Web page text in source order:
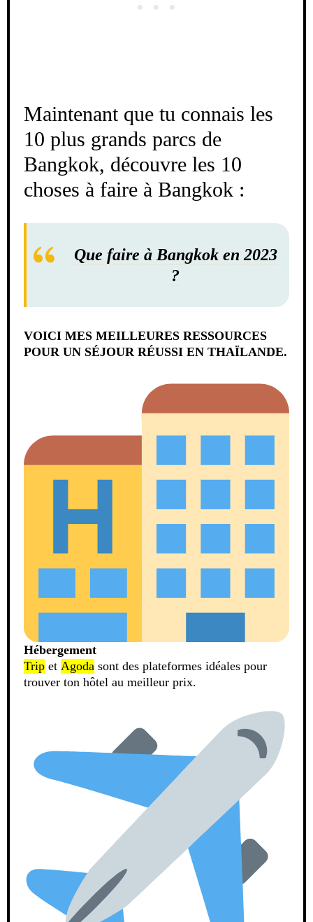
Maintenant que tu connais les
10 plus grands parcs de
Bangkok, découvre les 10
choses à faire à Bangkok :
Que faire à Bangkok en 2023
?
VOICI MES MEILLEURES RESSOURCES
POUR UN SÉJOUR RÉUSSI EN THAÏLANDE.
Hébergement
Trip et Agoda sont des plateformes idéales pour
trouver ton hôtel au meilleur prix.